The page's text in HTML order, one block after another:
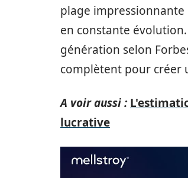
plage
en constante
génération selon
complètent pour créer
A voir aussi :
lucrative